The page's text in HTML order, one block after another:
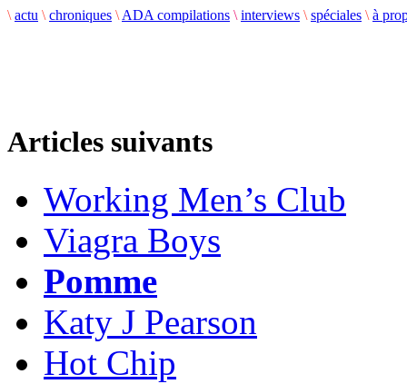
\ actu \ chroniques \ ADA compilations \ interviews \ spéciales \ à
Articles suivants
Working Men’s Club
Viagra Boys
Pomme
Katy J Pearson
Hot Chip